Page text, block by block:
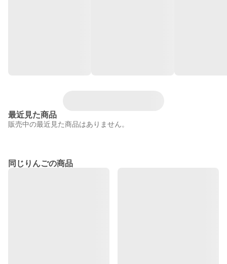
最近見た商品
販売中の最近見た商品はありません。
同じりんごの商品